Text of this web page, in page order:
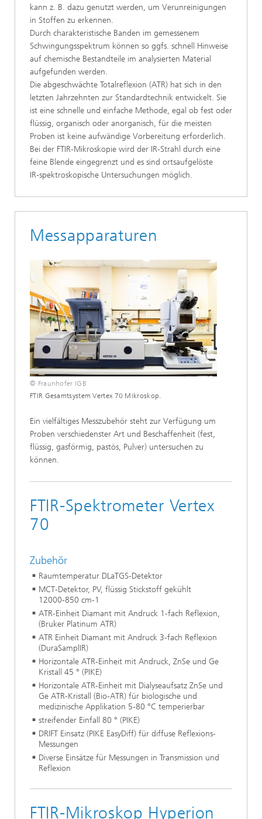
kann z. B. dazu genutzt werden, um Verunreinigungen
in Stoffen zu erkennen.
Durch charakteristische Banden im gemessenem
Schwingungsspektrum können so ggfs. schnell Hinweise
auf chemische Bestandteile im analysierten Material
aufgefunden werden.
Die abgeschwächte Totalreflexion (ATR) hat sich in den
letzten Jahrzehnten zur Standardtechnik entwickelt. Sie
ist eine schnelle und einfache Methode, egal ob fest oder
flüssig, organisch oder anorganisch, für die meisten
Proben ist keine aufwändige Vorbereitung erforderlich.
Bei der FTIR‑Mikroskopie wird der IR‑Strahl durch eine
feine Blende eingegrenzt und es sind ortsaufgelöste
IR‑spektroskopische Untersuchungen möglich.
Messapparaturen
© Fraunhofer IGB
FTIR Gesamtsystem Vertex 70 Mikroskop.
Ein vielfältiges Messzubehör steht zur Verfügung um
Proben verschiedenster Art und Beschaffenheit (fest,
flüssig, gasförmig, pastös, Pulver) untersuchen zu
können.
FTIR-Spektrometer Vertex
70
Zubehör
Raumtemperatur DLaTGS‑Detektor
MCT‑Detektor, PV, flüssig Stickstoff gekühlt
12000‑850 cm‑1
ATR‑Einheit Diamant mit Andruck 1‑fach Reflexion,
(Bruker Platinum ATR)
ATR Einheit Diamant mit Andruck 3‑fach Reflexion
(DuraSamplIR)
Horizontale ATR‑Einheit mit Andruck, ZnSe und Ge
Kristall 45 ° (PIKE)
Horizontale ATR‑Einheit mit Dialyseaufsatz ZnSe und
Ge ATR-Kristall (Bio‑ATR) für biologische und
medizinische Applikation 5‑80 °C temperierbar
streifender Einfall 80 ° (PIKE)
DRIFT Einsatz (PIKE EasyDiff) für diffuse Reflexions-
Messungen
Diverse Einsätze für Messungen in Transmission und
Reflexion
FTIR-Mikroskop Hyperion